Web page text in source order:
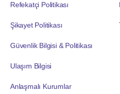
Refekatçi Politikası
Şikayet Politikası
Güvenlik Bilgisi & Politikası
Ulaşım Bilgisi
Anlaşmalı Kurumlar